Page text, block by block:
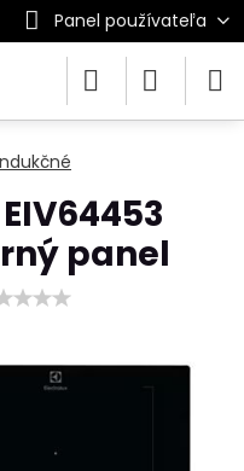
Panel používateľa
EIV64453
panel